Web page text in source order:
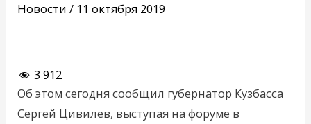
Новости / 11 октября 2019
3 912
Об этом сегодня сообщил губернатор Кузбасса
Сергей Цивилев, выступая на форуме в